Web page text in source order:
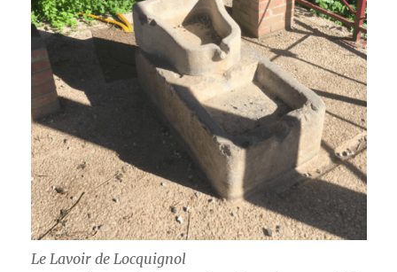
Le Lavoir de Locquignol